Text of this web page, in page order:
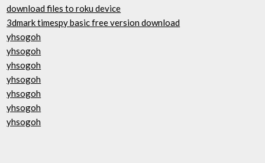
download files to roku device
3dmark timespy basic free version download
yhsogoh
yhsogoh
yhsogoh
yhsogoh
yhsogoh
yhsogoh
yhsogoh